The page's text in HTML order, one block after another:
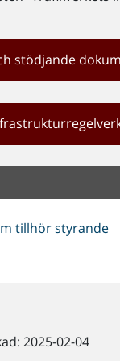
stödjande
tillhör styrande
2025-02-04